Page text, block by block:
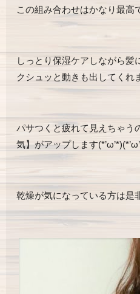
この組み合わせはかなり最高
しっとり保湿ケアしながら髪
クシュッと動きも出してくれ
パサつくと疲れて見えちゃう
気】がアップします
乾燥が気になっている方は是